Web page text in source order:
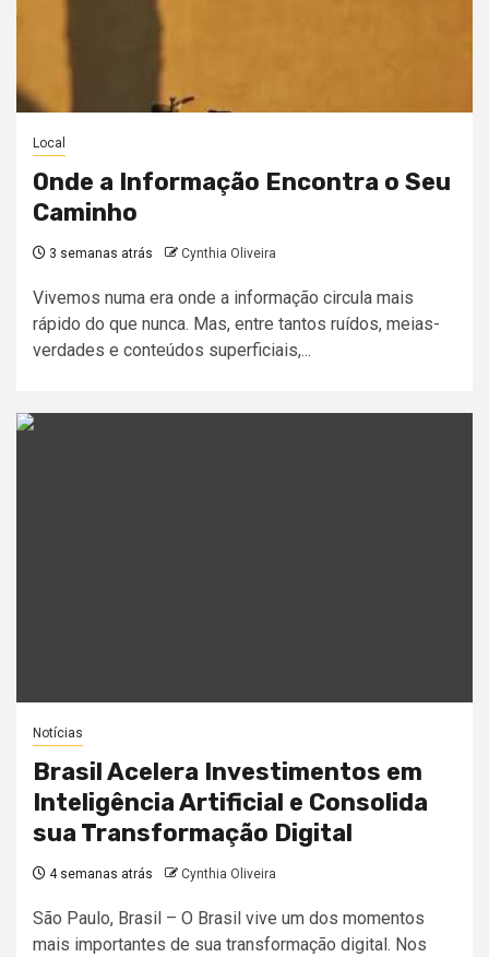
Local
Onde a Informação Encontra o Seu
Caminho
3 semanas atrás Cynthia Oliveira
Vivemos numa era onde a informação circula mais
rápido do que nunca. Mas, entre tantos ruídos, meias-
verdades e conteúdos superficiais,...
Notícias
Brasil Acelera Investimentos em
Inteligência Artificial e Consolida
sua Transformação Digital
4 semanas atrás Cynthia Oliveira
São Paulo, Brasil – O Brasil vive um dos momentos
mais importantes de sua transformação digital. Nos